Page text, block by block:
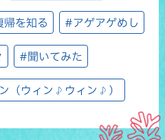
帰を知る #アゲアゲめし
#聞いてみた
（ウィン♪ウィン♪）